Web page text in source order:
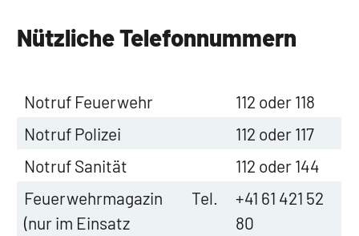
Nützliche Telefonnummern
Notruf Feuerwehr
112 oder 118
Notruf Polizei
112 oder 117
Notruf Sanität
112 oder 144
Feuerwehrmagazin
(nur im Einsatz
Tel.
+41 61 421 52
80